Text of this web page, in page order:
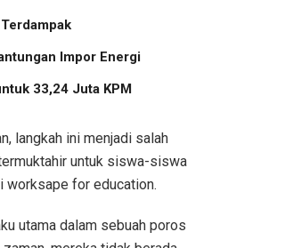
Impor Energi
33,24 Juta KPM
langkah ini menjadi salah
untuk siswa-siswa
worksape for education.
utama dalam sebuah poros